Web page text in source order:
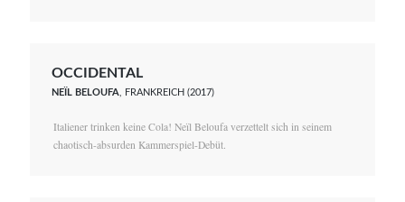
OCCIDENTAL
NEÏL BELOUFA , FRANKREICH (2017)
Italiener trinken keine Cola! Neïl Beloufa verzettelt sich in seinem
chaotisch-absurden Kammerspiel-Debüt.